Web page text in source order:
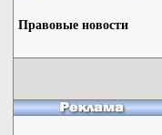
Правовые новости